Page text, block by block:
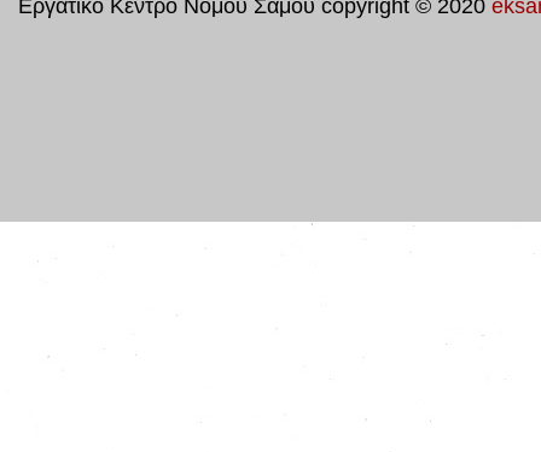
Εργατικό Κέντρο Νομού Σάμου copyright © 2020